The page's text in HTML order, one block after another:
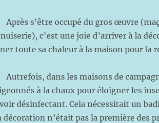
s’être occupé du gros œuvre
c’est une joie d’arriver à la
toute sa chaleur à la maison pour la
dans les maisons de
à la chaux pour éloigner les
désinfectant. Cela nécessitait un
décoration n’était pas la première des